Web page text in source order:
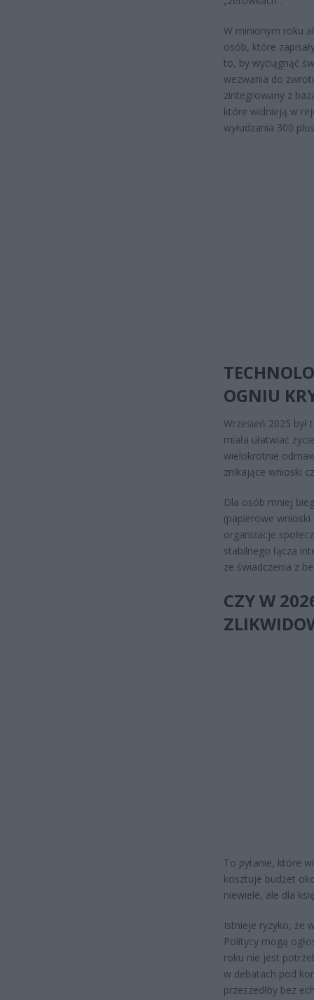
W minionym roku
osób, które
to, by wyciągnąć
wezwania do
zintegrowany z
które widnieją w
wyłudzania 300
OGNIU
Wrzesień 2025
miała ułatwiać
wielokrotnie
znikające wnioski
Dla osób mniej
(papierowe
organizacje
stabilnego łącza
ze świadczenia z
CZY W
To pytanie, które
kosztuje budżet
niewiele, ale dla
Istnieje ryzyko, że
Politycy mogą
roku nie jest
w debatach pod
przeszedłby bez